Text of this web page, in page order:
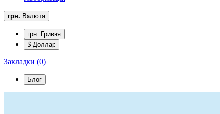
грн. Валюта
грн. Гривня
$ Доллар
Закладки (0)
Блог